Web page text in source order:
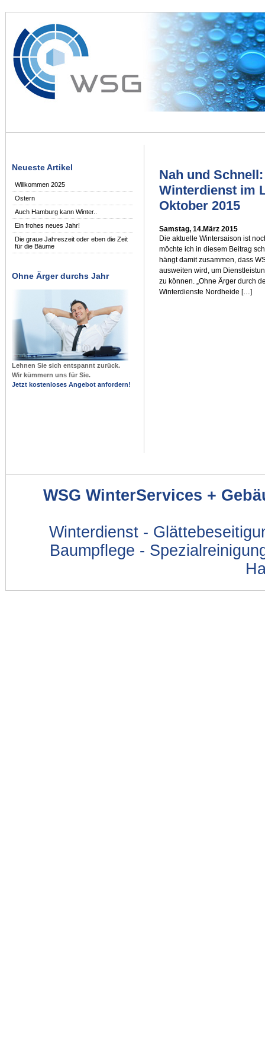
Neueste Artikel
Willkommen 2025
Ostern
Auch Hamburg kann Winter..
Ein frohes neues Jahr!
Die graue Jahreszeit oder eben die Zeit
für die Bäume
Ohne Ärger durchs Jahr
Lehnen Sie sich entspannt zurück.
Wir kümmern uns für Sie.
Jetzt kostenloses Angebot anfordern!
Nah und
Winterdienst im
Oktober 2015
Samstag, 14.März 2015
Die aktuelle Wintersaison ist
möchte ich in diesem Beitrag
hängt damit zusammen, dass
ausweiten wird, um
zu können. „Ohne Ärger durch
Winterdienste Nordheide […]
WSG WinterServices +
Winterdienst -
Baumpflege -